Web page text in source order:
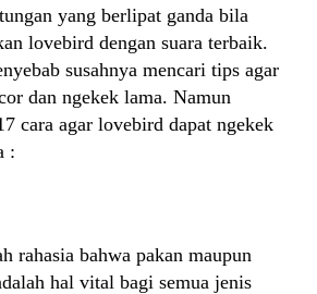
yang berlipat ganda bila
lovebird dengan suara terbaik.
susahnya mencari tips agar
dan ngekek lama. Namun
cara agar lovebird dapat ngekek
:
rahasia bahwa pakan maupun
hal vital bagi semua jenis